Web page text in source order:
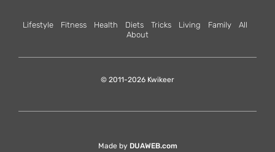
Lifestyle Fitness Health Diets Tricks Living Family
All
About
© 2011-2026 Kwikeer
Made by DUAWEB.com